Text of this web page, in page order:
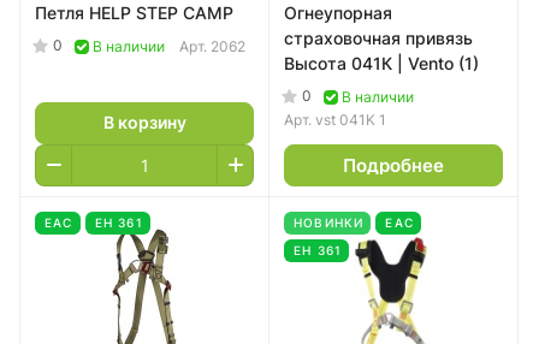
Петля HELP STEP CAMP
0 В наличии Арт. 2062
В корзину
Огнеупорная
страховочная привязь
Высота 041К | Vento (1)
0
В наличии
Арт. vst 041K 1
Подробнее
EAC ЕН 361 НОВИНКИ
EAC
ЕН 361